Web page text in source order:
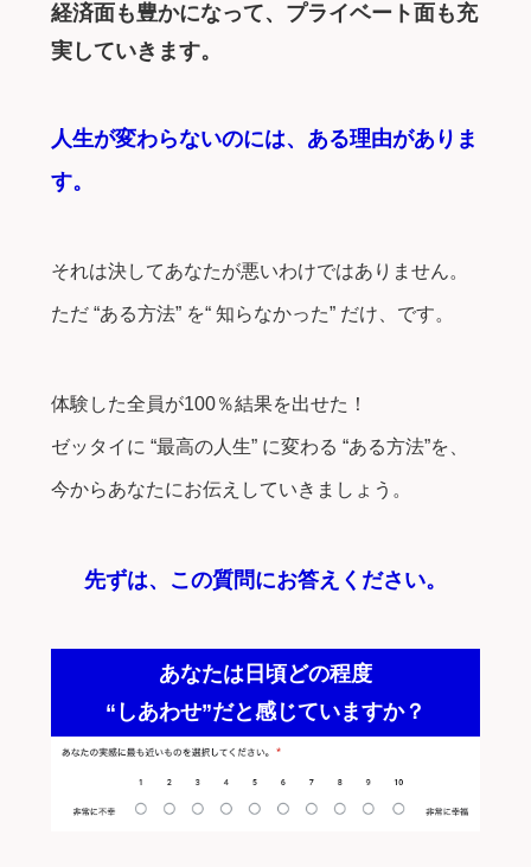
経済面も豊かになって、プライベート面も充
実していきます。
人生が変わらないのには、ある理由がありま
す。
それは決してあなたが悪いわけではありません。
ただ “ある方法” を“ 知らなかった” だけ、です。
体験した全員が100％結果を出せた！
ゼッタイに “最高の人生” に変わる “ある方法”を、
今からあなたにお伝えしていきましょう。
先ずは、この質問にお答えください。
あなたは日頃どの程度
“しあわせ”だと感じていますか？